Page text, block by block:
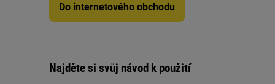
Do internetového obchodu
Najděte si svůj návod k použití